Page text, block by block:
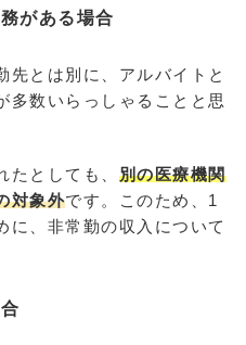
がある場合
先とは別に、アルバイトと
多数いらっしゃることと思
としても、 別の医療機関
対象外です。このため、1
に、非常勤の収入について